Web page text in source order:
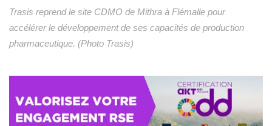
Trasis reprend le site CDMO de Mithra à Flémalle pour
accélérer le développement de ses capacités de production
pharmaceutique. (Photo Trasis)